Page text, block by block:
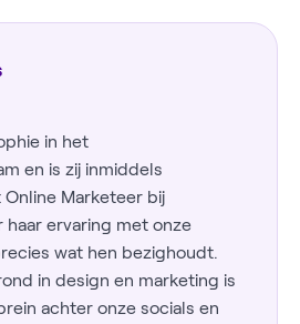
in het
en is zij inmiddels
Marketeer bij
haar ervaring met onze
wat hen bezighoudt.
in design en marketing is
achter onze socials en